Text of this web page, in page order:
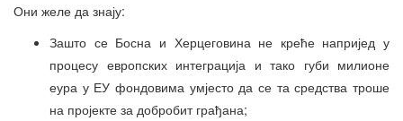
Они желе да знају:
Зашто се Босна и Херцеговина не креће напријед у
процесу европских интеграција и тако губи милионе
еура у ЕУ фондовима умјесто да се та средства троше
на пројекте за добробит грађана;